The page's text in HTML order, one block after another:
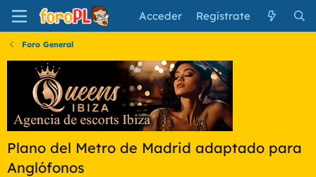
Acceder Regístrate
Foro General
Plano del Metro de Madrid adaptado para
Anglófonos